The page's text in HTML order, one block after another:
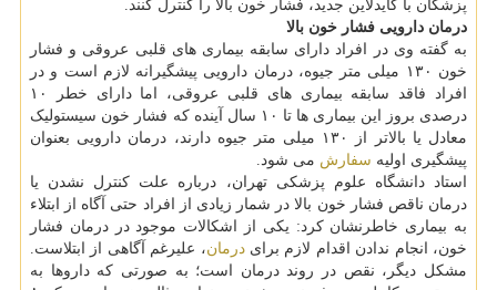
پزشکان با گایدلاین جدید، فشار خون بالا را کنترل کنند.
درمان دارویی فشار خون بالا
به گفته وی در افراد دارای سابقه بیماری های قلبی عروقی و فشار
خون ۱۳۰ میلی متر جیوه، درمان دارویی پیشگیرانه لازم است و در
افراد فاقد سابقه بیماری های قلبی عروقی، اما دارای خطر ۱۰
درصدی بروز این بیماری ها تا ۱۰ سال آینده که فشار خون سیستولیک
معادل یا بالاتر از ۱۳۰ میلی متر جیوه دارند، درمان دارویی بعنوان
پیشگیری اولیه سفارش می شود.
استاد دانشگاه علوم پزشکی تهران، درباره علت کنترل نشدن یا
درمان ناقص فشار خون بالا در شمار زیادی از افراد حتی آگاه از ابتلاء
به بیماری خاطرنشان کرد: یکی از اشکالات موجود در درمان فشار
خون، انجام ندادن اقدام لازم برایدرمان، علیرغم آگاهی از ابتلاست.
مشکل دیگر، نقص در روند درمان است؛ به صورتی که داروها به